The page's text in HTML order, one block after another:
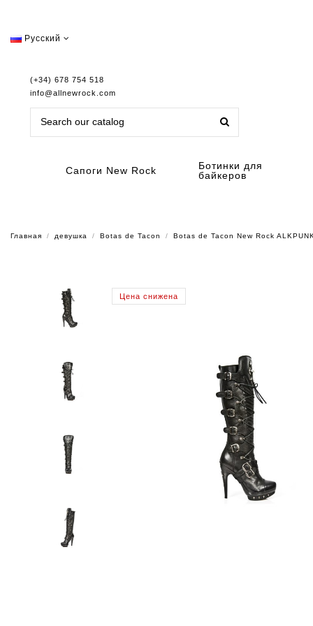
Русский
(+34) 678 754 518
info@allnewrock.com
Сапоги New Rock
Ботинки для
байкеров
Главная девушка Botas de Tacon Botas de Tacon New Rock
Цена снижена